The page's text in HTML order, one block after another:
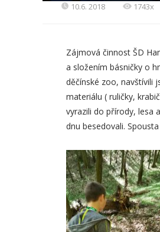
10.6. 2018 1743x
Zájmová činnost ŠD
a složením básničky o
děčínské zoo, navštívili
materiálu ( ruličky,
vyrazili do přírody, lesa
dnu besedovali.